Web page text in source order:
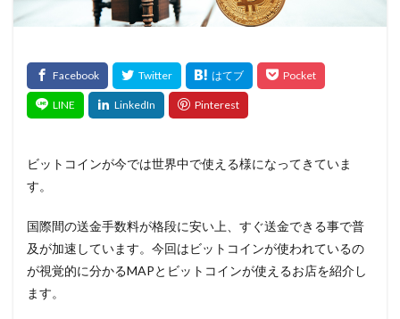
ビットコインが今では世界中で使える様になってきていま
す。
国際間の送金手数料が格段に安い上、すぐ送金できる事で普
及が加速しています。今回はビットコインが使われているの
が視覚的に分かるMAPとビットコインが使えるお店を紹介し
ます。